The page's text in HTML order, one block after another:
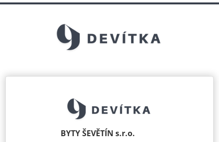
BYTY ŠEVĚTÍN s.r.o.